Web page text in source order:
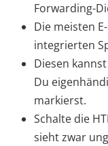
Forwarding-
Die meisten
integrierten
Diesen
Du
markierst.
Schalte die
sieht zwar